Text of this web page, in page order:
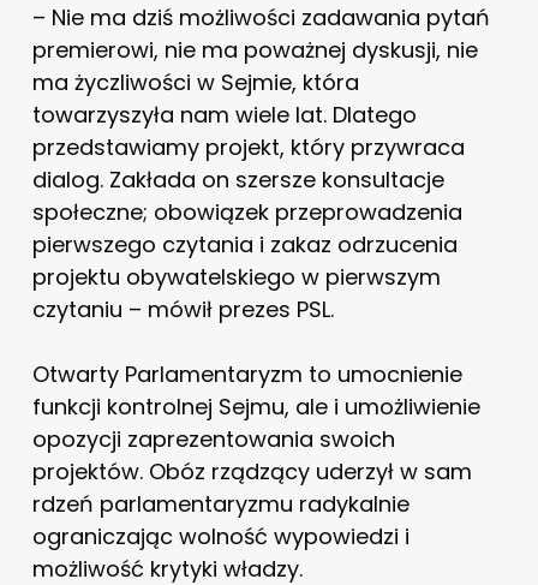
– Nie ma dziś możliwości zadawania pytań
premierowi, nie ma poważnej dyskusji, nie
ma życzliwości w Sejmie, która
towarzyszyła nam wiele lat. Dlatego
przedstawiamy projekt, który przywraca
dialog. Zakłada on szersze konsultacje
społeczne; obowiązek przeprowadzenia
pierwszego czytania i zakaz odrzucenia
projektu obywatelskiego w pierwszym
czytaniu – mówił prezes PSL.
Otwarty Parlamentaryzm to umocnienie
funkcji kontrolnej Sejmu, ale i umożliwienie
opozycji zaprezentowania swoich
projektów. Obóz rządzący uderzył w sam
rdzeń parlamentaryzmu radykalnie
ograniczając wolność wypowiedzi i
możliwość krytyki władzy.